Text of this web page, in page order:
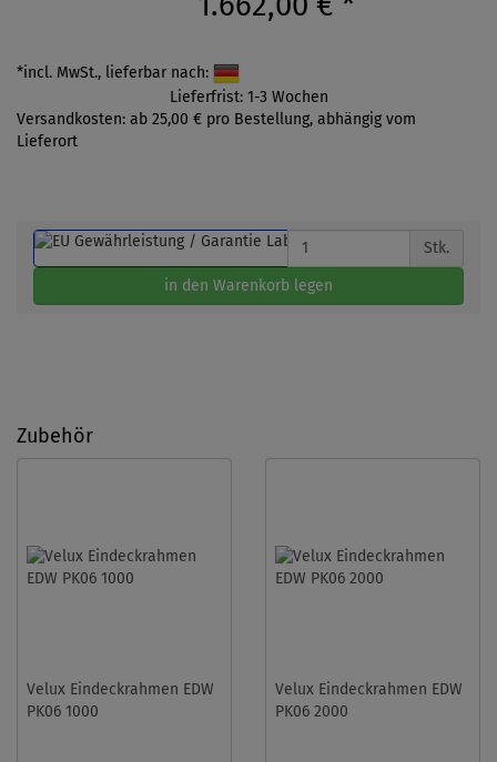
*incl. MwSt., lieferbar nach:
Lieferfrist: 1-3 Wochen
Versandkosten: ab 25,00 € pro Bestellung, abhängig vom
Lieferort
Stk.
in den Warenkorb legen
Zubehör
Velux Eindeckrahmen EDW
PK06 1000
Velux Eindeckrahmen EDW
PK06 2000